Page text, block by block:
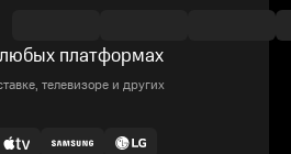
платформах
телевизоре и других